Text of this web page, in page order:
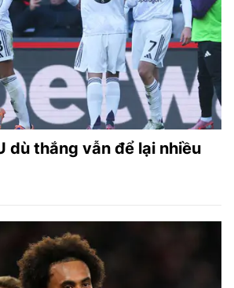
dù thắng vẫn để lại nhiều